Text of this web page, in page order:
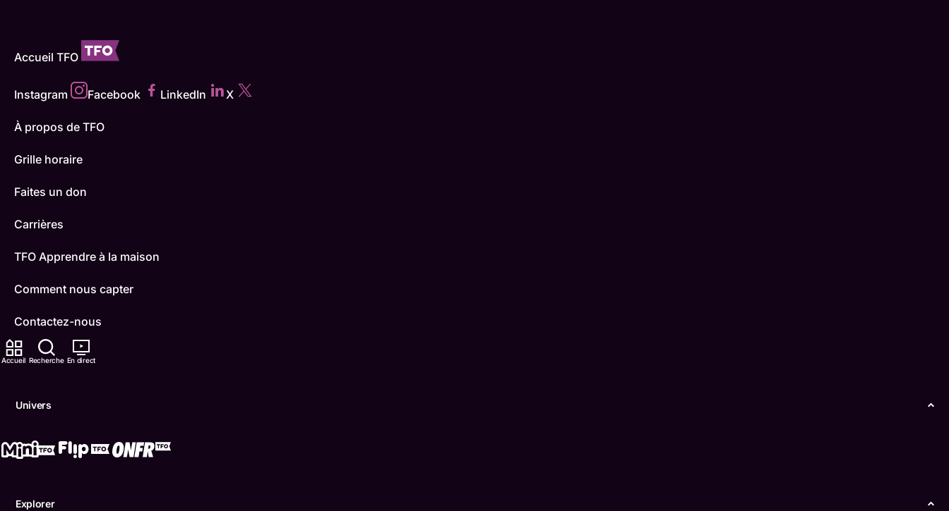
Accueil Recherche En direct
Univers
Explorer
Accueil TFO
Instagram Facebook LinkedIn X
À propos de TFO
Grille horaire
Faites un don
Carrières
TFO Apprendre à la maison
Comment nous capter
Contactez-nous
ONFR
Conditions d'utilisation